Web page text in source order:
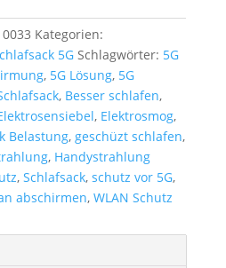
Kategorien:
5G Schlagwörter: 5G
, 5G Lösung, 5G
, Besser schlafen,
, Elektrosmog,
Belastung, geschüzt schlafen,
, Handystrahlung
, Schlafsack, schutz vor 5G,
abschirmen, WLAN Schutz